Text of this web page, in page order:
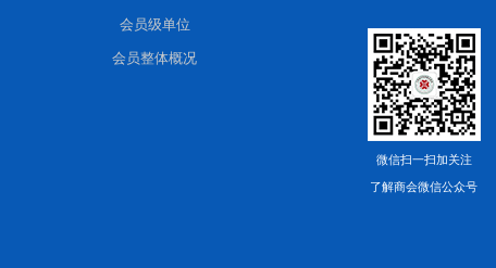
会员级单位
会员整体概况
微信扫一扫加关注
了解商会微信公众号